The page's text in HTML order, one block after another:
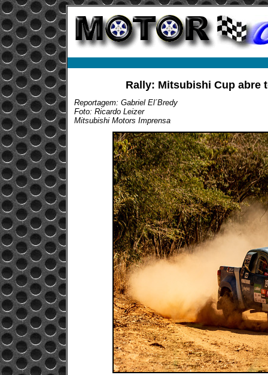
Rally: Mitsubishi Cup abre
Reportagem: Gabriel El´Bredy
Foto: Ricardo Leizer
Mitsubishi Motors Imprensa